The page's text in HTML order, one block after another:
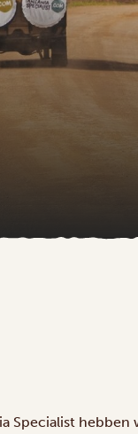
Specialist